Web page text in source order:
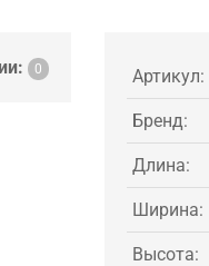
0 Артикул:
Бренд:
Длина:
Ширина:
Высота: